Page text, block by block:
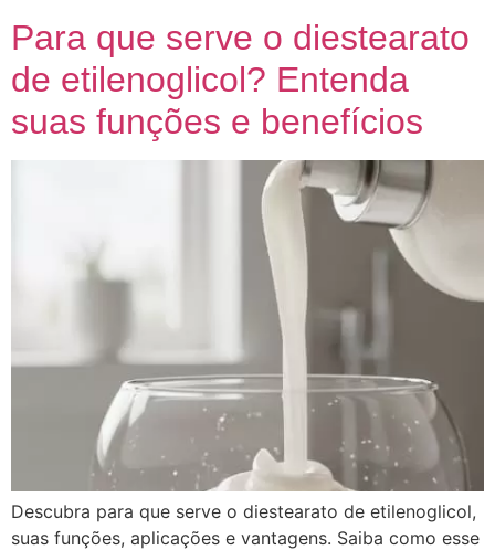
Para que serve o diestearato
de etilenoglicol? Entenda
suas funções e benefícios
Descubra para que serve o diestearato de etilenoglicol,
suas funções, aplicações e vantagens. Saiba como esse